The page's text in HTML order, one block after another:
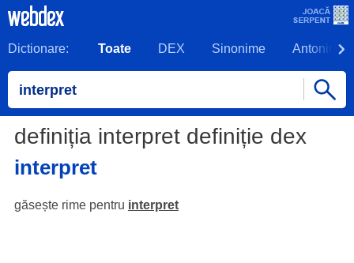
Dictionare: Toate DEX Sinonime Antonime
definiția interpret definiție dex
interpret
găsește rime pentru interpret